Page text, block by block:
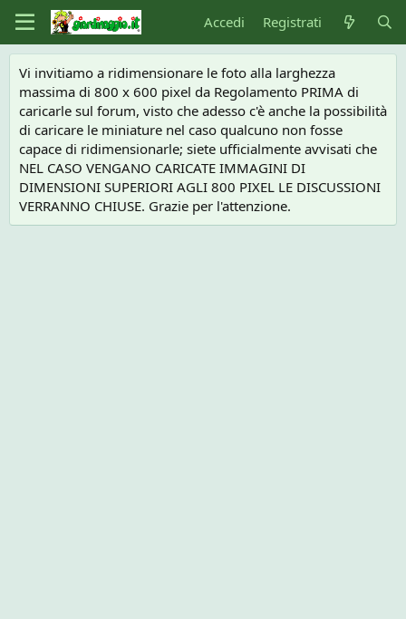
Accedi Registrati
Vi invitiamo a ridimensionare le foto alla larghezza
massima di 800 x 600 pixel da Regolamento PRIMA di
caricarle sul forum, visto che adesso c'è anche la possibilità
di caricare le miniature nel caso qualcuno non fosse
capace di ridimensionarle; siete ufficialmente avvisati che
NEL CASO VENGANO CARICATE IMMAGINI DI
DIMENSIONI SUPERIORI AGLI 800 PIXEL LE DISCUSSIONI
VERRANNO CHIUSE. Grazie per l'attenzione.